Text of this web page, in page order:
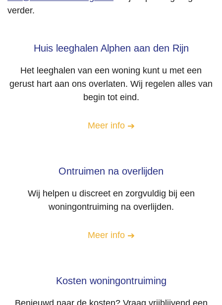
verder.
Huis leeghalen Alphen aan den Rijn
Het leeghalen van een woning kunt u met een
gerust hart aan ons overlaten. Wij regelen alles van
begin tot eind.
Meer info
Ontruimen na overlijden
Wij helpen u discreet en zorgvuldig bij een
woningontruiming na overlijden.
Meer info
Kosten woningontruiming
Benieuwd naar de kosten? Vraag vrijblijvend een